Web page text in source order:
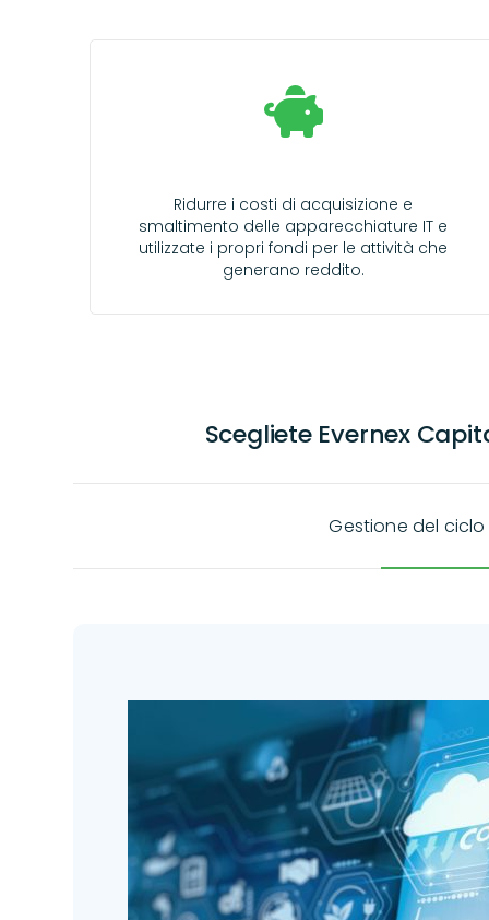
Ridurre i costi di acquisizione e
smaltimento delle apparecchiature IT e
utilizzate i propri fondi per le attività che
generano reddito.
Scegliete Evernex
Gestione del